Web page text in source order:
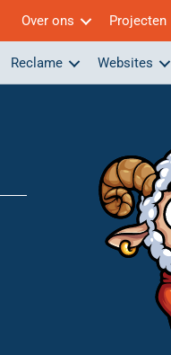
Over ons Projecten
Reclame Websites